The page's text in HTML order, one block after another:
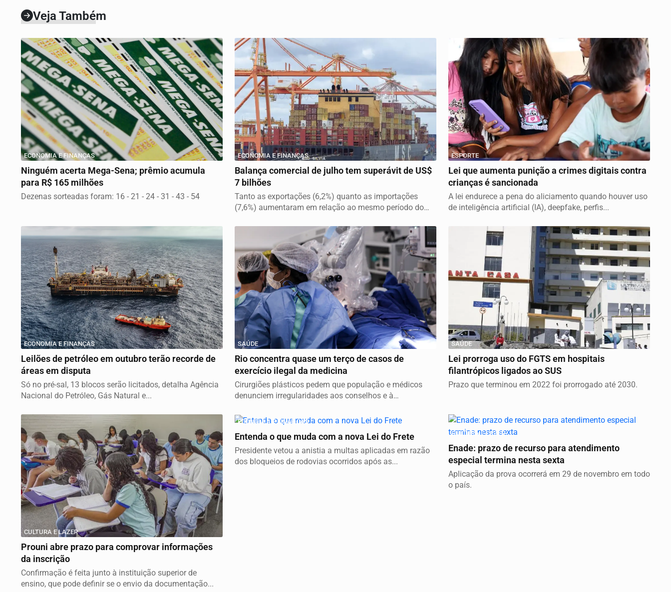
Veja Também
ECONOMIA E FINANÇAS
Ninguém acerta Mega-Sena; prêmio acumula
para R$ 165 milhões
Dezenas sorteadas foram: 16 - 21 - 24 - 31 - 43 - 54
ECONOMIA E FINANÇAS
Balança comercial de julho tem superávit de US$
7 bilhões
Tanto as exportações (6,2%) quanto as importações
(7,6%) aumentaram em relação ao mesmo período do
ESPORTE
Lei que aumenta punição a crimes digitais contra
crianças é sancionada
A lei endurece a pena do aliciamento quando houver uso
de inteligência artificial (IA), deepfake, perfis...
ECONOMIA E FINANÇAS
Leilões de petróleo em outubro terão recorde de
áreas em disputa
Só no pré-sal, 13 blocos serão licitados, detalha Agência
Nacional do Petróleo, Gás Natural e...
SAÚDE
Rio concentra quase um terço de casos de
exercício ilegal da medicina
Cirurgiões plásticos pedem que população e médicos
denunciem irregularidades aos conselhos e à
SAÚDE
Lei prorroga uso do FGTS em hospitais
filantrópicos ligados ao SUS
Prazo que terminou em 2022 foi prorrogado até 2030.
CULTURA E LAZER
Prouni abre prazo para comprovar informações
da inscrição
Confirmação é feita junto à instituição superior de
ensino, que pode definir se o envio da documentação...
ECONOMIA E FINANÇAS
Entenda o que muda com a nova Lei do Frete
Presidente vetou a anistia a multas aplicadas em razão
dos bloqueios de rodovias ocorridos após as...
CULTURA E LAZER
Enade: prazo de recurso para atendimento
especial termina nesta sexta
Aplicação da prova ocorrerá em 29 de novembro em todo
o país.